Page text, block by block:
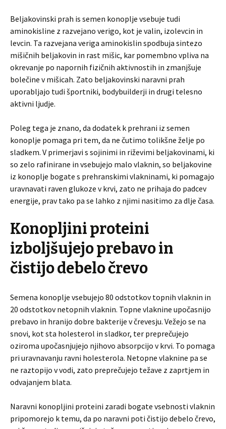
Beljakovinski prah is semen konoplje vsebuje tudi
aminokisline z razvejano verigo, kot je valin, izolevcin in
levcin. Ta razvejana veriga aminokislin spodbuja sintezo
mišičnih beljakovin in rast mišic, kar pomembno vpliva na
okrevanje po napornih fizičnih aktivnostih in zmanjšuje
bolečine v mišicah. Zato beljakovinski naravni prah
uporabljajo tudi športniki, bodybuilderji in drugi telesno
aktivni ljudje.
Poleg tega je znano, da dodatek k prehrani iz semen
konoplje pomaga pri tem, da ne čutimo tolikšne želje po
sladkem. V primerjavi s sojinimi in riževimi beljakovinami, ki
so zelo rafinirane in vsebujejo malo vlaknin, so beljakovine
iz konoplje bogate s prehranskimi vlakninami, ki pomagajo
uravnavati raven glukoze v krvi, zato ne prihaja do padcev
energije, prav tako pa se lahko z njimi nasitimo za dlje časa.
Konopljini proteini
izboljšujejo prebavo in
čistijo debelo črevo
Semena konoplje vsebujejo 80 odstotkov topnih vlaknin in
20 odstotkov netopnih vlaknin. Topne vlaknine upočasnijo
prebavo in hranijo dobre bakterije v črevesju. Vežejo se na
snovi, kot sta holesterol in sladkor, ter preprečujejo
oziroma upočasnjujejo njihovo absorpcijo v krvi. To pomaga
pri uravnavanju ravni holesterola. Netopne vlaknine pa se
ne raztopijo v vodi, zato preprečujejo težave z zaprtjem in
odvajanjem blata.
Naravni konopljini proteini zaradi bogate vsebnosti vlaknin
pripomorejo k temu, da po naravni poti čistijo debelo črevo,